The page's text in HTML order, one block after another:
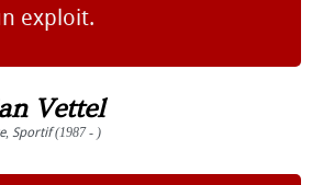
exploit.
Vettel
, Sportif(1987 - )